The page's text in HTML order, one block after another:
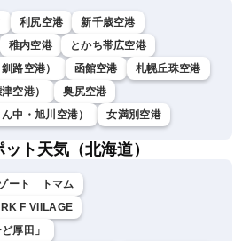
利尻空港
新千歳空港
稚内空港
とかち帯広空港
路空港）
函館空港
札幌丘珠空港
空港）
奥尻空港
中・旭川空港）
女満別空港
ト天気（北海道）
ート トマム
F VIILAGE
厚田」